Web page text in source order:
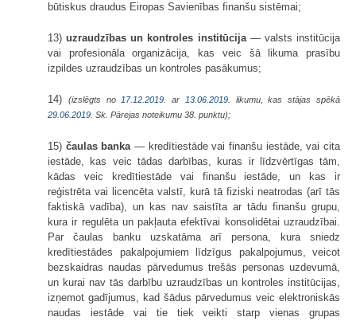
būtiskus draudus Eiropas Savienības finanšu sistēmai;
13)uzraudzības un kontroles institūcija— valsts institūcija
vai profesionāla organizācija, kas veic šā likuma prasību
izpildes uzraudzības un kontroles pasākumus;
14) (izslēgts no 17.12.2019. ar 13.06.2019. likumu, kas stājas spēkā
29.06.2019. Sk. Pārejas noteikumu 38. punktu);
15) čaulas banka— kredītiestāde vai finanšu iestāde, vai cita
iestāde, kas veic tādas darbības, kuras ir līdzvērtīgas tām,
kādas veic kredītiestāde vai finanšu iestāde, un kas ir
reģistrēta vai licencēta valstī, kurā tā fiziski neatrodas (arī tās
faktiskā vadība), un kas nav saistīta ar tādu finanšu grupu,
kura ir regulēta un pakļauta efektīvai konsolidētai uzraudzībai.
Par čaulas banku uzskatāma arī persona, kura sniedz
kredītiestādes pakalpojumiem līdzīgus pakalpojumus, veicot
bezskaidras naudas pārvedumus trešās personas uzdevumā,
un kurai nav tās darbību uzraudzības un kontroles institūcijas,
izņemot gadījumus, kad šādus pārvedumus veic elektroniskās
naudas iestāde vai tie tiek veikti starp vienas grupas